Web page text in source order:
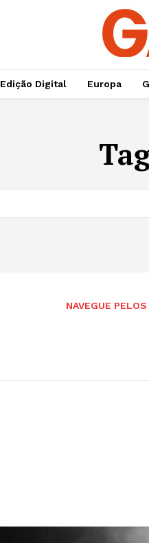
Edição Digital Europa
NAVEGUE